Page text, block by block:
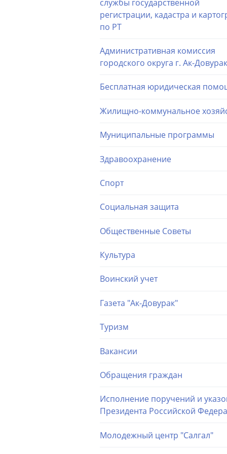
службы государственной
регистрации, кадастра и
по РТ
Административная комиссия
городского округа г. Ак-Довурак
Бесплатная юридическая
Жилищно-коммунальное
Муниципальные программы
Здравоохранение
Спорт
Социальная защита
Общественные Советы
Культура
Воинский учет
Газета "Ак-Довурак"
Туризм
Вакансии
Обращения граждан
Исполнение поручений и
Президента Российской
Молодежный центр "Салгал"